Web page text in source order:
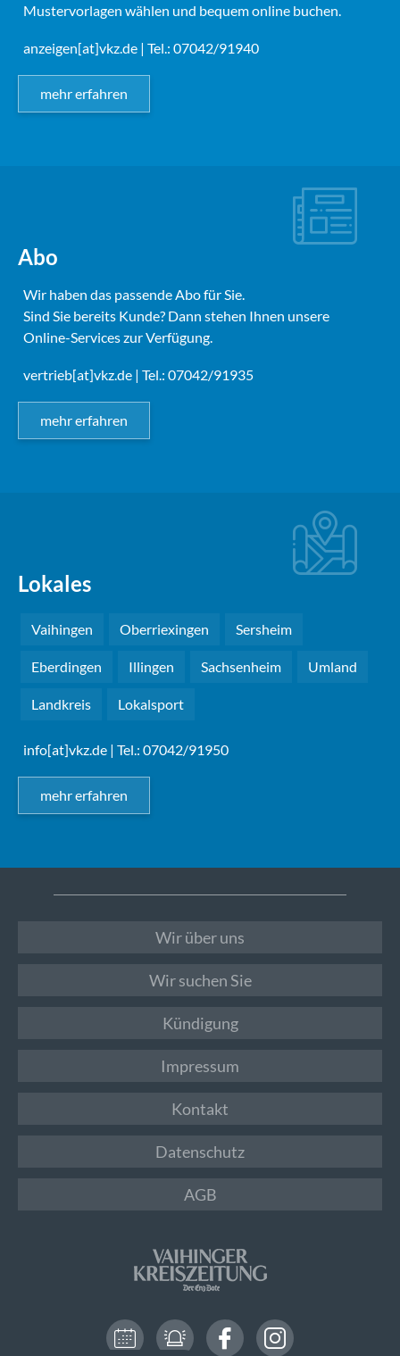
Mustervorlagen wählen und bequem online buchen.
anzeigen[at]vkz.de | Tel.: 07042/91940
mehr erfahren
Abo
Wir haben das passende Abo für Sie.
Sind Sie bereits Kunde? Dann stehen Ihnen unsere
Online-Services zur Verfügung.
vertrieb[at]vkz.de | Tel.: 07042/91935
mehr erfahren
Lokales
Vaihingen Oberriexingen Sersheim
Eberdingen Illingen Sachsenheim Umland
Landkreis Lokalsport
info[at]vkz.de | Tel.: 07042/91950
mehr erfahren
Wir über uns
Wir suchen Sie
Kündigung
Impressum
Kontakt
Datenschutz
AGB